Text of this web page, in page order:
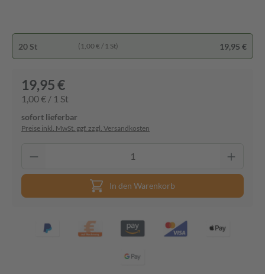
20 St (1,00 € / 1 St) 19,95 €
19,95 €
1,00 € / 1 St
sofort lieferbar
Preise inkl. MwSt. ggf. zzgl. Versandkosten
In den Warenkorb